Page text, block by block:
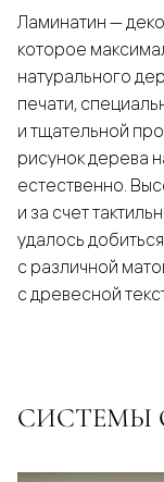
Ламинатин —
которое
натурального
печати,
и тщательной
рисунок дерева
естественно.
и за счет
удалось
с различной
с древесной
СИСТЕМЫ